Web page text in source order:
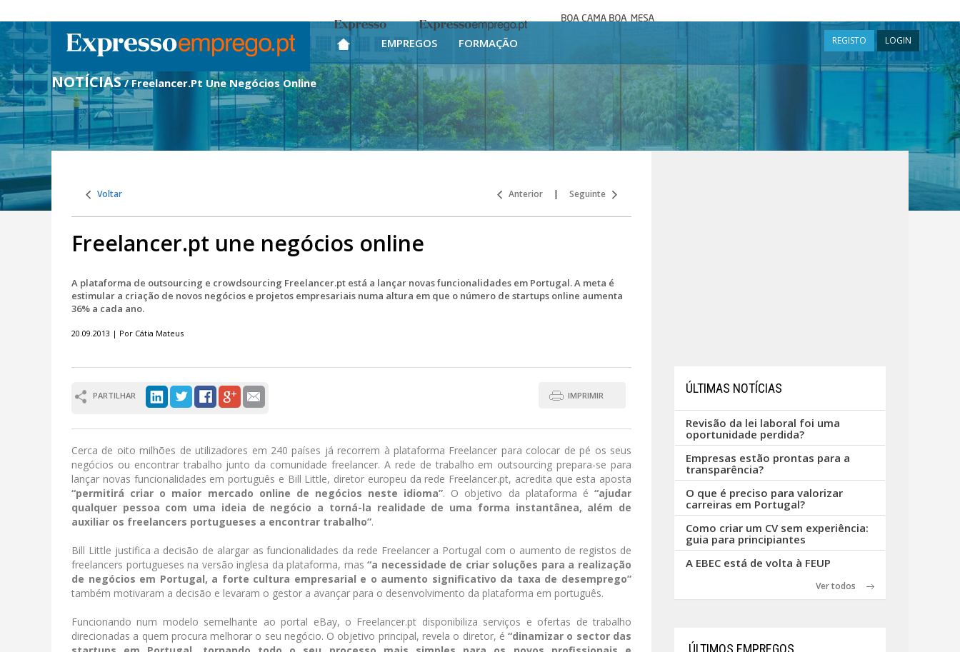
Expresso Expresso Emprego
mesa
EMPREGOS FORMAÇÃO REGISTO LOGIN
NOTÍCIAS / Freelancer.Pt Une Negócios Online
Voltar Anterior | Seguinte
Freelancer.pt une negócios online
A plataforma de outsourcing e crowdsourcing Freelancer.pt está a lançar novas funcionalidades em Portugal. A meta é
estimular a criação de novos negócios e projetos empresariais numa altura em que o número de startups online aumenta
36% a cada ano.
20.09.2013 | Por Cátia Mateus
PARTILHAR IMPRIMIR
Cerca de oito milhões de utilizadores em 240 países já recorrem à plataforma Freelancer para colocar de pé os seus
negócios ou encontrar trabalho junto da comunidade freelancer. A rede de trabalho em outsourcing prepara-se para
lançar novas funcionalidades em português e Bill Little, diretor europeu da rede Freelancer.pt, acredita que esta aposta
“permitirá criar o maior mercado online de negócios neste idioma”. O objetivo da plataforma é“ajudar
qualquer pessoa com uma ideia de negócio a torná-la realidade de uma forma instantânea, além de
auxiliar os freelancers portugueses a encontrar trabalho”.
Bill Little justifica a decisão de alargar as funcionalidades da rede Freelancer a Portugal com o aumento de registos de
freelancers portugueses na versão inglesa da plataforma, mas“a necessidade de criar soluções para a realização
de negócios em Portugal, a forte cultura empresarial e o aumento significativo da taxa de desemprego”
também motivaram a decisão e levaram o gestor a avançar para o desenvolvimento da plataforma em português.
Funcionando num modelo semelhante ao portal eBay, o Freelancer.pt disponibiliza serviços e ofertas de trabalho
direcionadas a quem procura melhorar o seu negócio. O objetivo principal, revela o diretor, é “dinamizar o sector das
ÚLTIMAS NOTÍCIAS
Revisão da lei laboral foi uma
oportunidade perdida?
Empresas estão prontas para a
transparência?
O que é preciso para valorizar
carreiras em Portugal?
Como criar um CV sem experiência:
guia para principiantes
A EBEC está de volta à FEUP
Ver todos
ÚLTIMOS EMPREGOS